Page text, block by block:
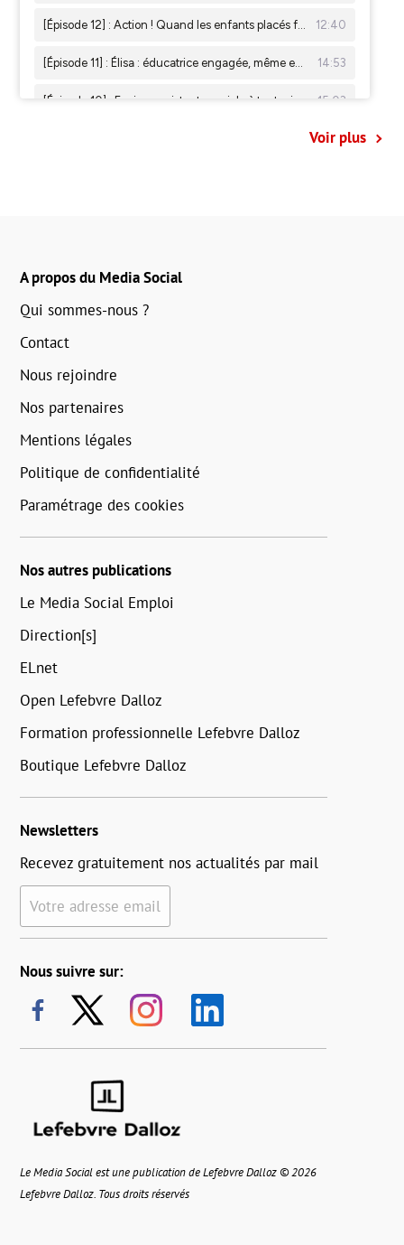
Voir plus
A propos du Media Social
Qui sommes-nous ?
Contact
Nous rejoindre
Nos partenaires
Mentions légales
Politique de confidentialité
Paramétrage des cookies
Nos autres publications
Le Media Social Emploi
Direction[s]
ELnet
Open Lefebvre Dalloz
Formation professionnelle Lefebvre Dalloz
Boutique Lefebvre Dalloz
Newsletters
Recevez gratuitement nos actualités par mail
Votre adresse email
Nous suivre sur:
Le Media Social est une publication de Lefebvre Dalloz © 2026
Lefebvre Dalloz. Tous droits réservés